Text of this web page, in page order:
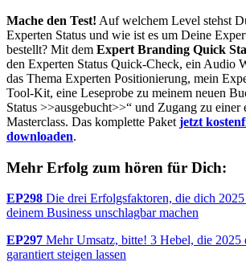
Mache den Test! Auf welchem Level stehst
Experten Status und wie ist es um Deine
bestellt? Mit dem Expert Branding Quick
den Experten Status Quick-Check, ein Audio
das Thema Experten Positionierung, mein
Tool-Kit, eine Leseprobe zu meinem neuen
Status >>ausgebucht>>“ und Zugang zu einer
Masterclass. Das komplette Paket jetzt
downloaden.
Mehr Erfolg zum hören für Dich:
EP298 Die drei Erfolgsfaktoren, die dich
deinem Business unschlagbar machen
EP297 Mehr Umsatz, bitte! 3 Hebel, die 2025
garantiert steigen lassen